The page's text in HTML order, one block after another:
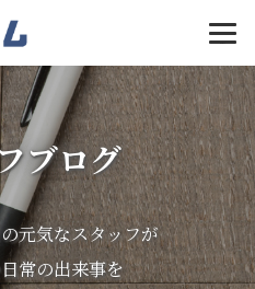
ブログ
元気なスタッフが
常の出来事を